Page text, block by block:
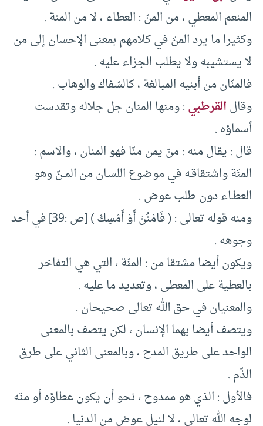
المنعم المعطي ، من المنّ : العطاء ، لا من المنة .
وكثيرا ما يرد المنّ في كلامهم بمعنى الإحسان إلى من
لا يستشيبه ولا يطلب الجزاء عليه .
فالمنّان من أبنيه المبالغة ، كالسّفاك والوهاب .
وقالالقرطبي: ومنها المنان جل جلاله وتقدست
أسماؤه .
قال : يقال منه : منّ يمن منّا فهو المنان ، والاسم :
المنّة واشتقاقـه في موضوع اللسـان من المــنّ وهو
العطـاء دون طلب عوض .
ومنه قوله تعالى : ( فَامْنُنْ أَوْ أَمْسِكْ ) [ص :39] في أحد
وجوهه .
ويكون أيضا مشتقا من : المنّة ، التي هي التفاخر
بالعطية على المعطى ، وتعديد ما عليه .
والمعنيان في حق الله تعالى صحيحان .
ويتصف أيضا بهما الإنسان ، لكن يتصف بالمعنى
الواحد على طريق المدح ، وبالمعنى الثاني على طرق
الذّم .
فالأول : الذي هو ممدوح ، نحو أن يكون عطاؤه أو منّه
لوجه الله تعالى ، لا لنيل عوض من الدنيا .